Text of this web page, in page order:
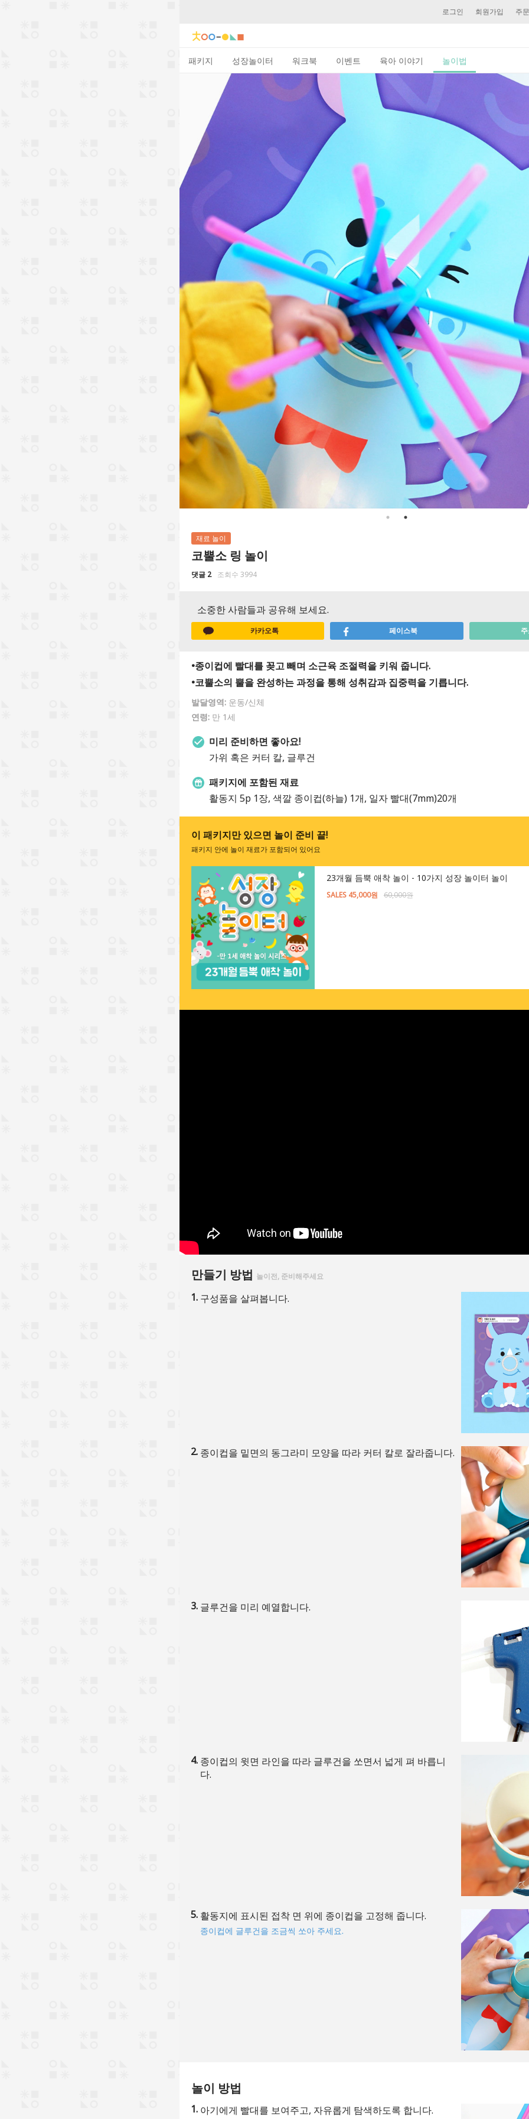
로그인 회원가입 주
패키지 성장놀이터 워크북 이벤트 육아 이야기 놀이법
재료 놀이
코뿔소 링 놀이
댓글 2 조회수 3994
소중한 사람들과 공유해 보세요.
카카오톡 페이스북
•종이컵에 빨대를 꽂고 빼며 소근육 조절력을 키워 줍니다.
•코뿔소의 뿔을 완성하는 과정을 통해 성취감과 집중력을 기릅니다.
발달영역: 운동/신체
연령: 만 1세
미리 준비하면 좋아요!
가위 혹은 커터 칼, 글루건
패키지에 포함된 재료
활동지 5p 1장, 색깔 종이컵(하늘) 1개, 일자 빨대(7mm)20개
이 패키지만 있으면 놀이 준비 끝!
패키지 안에 놀이 재료가 포함되어 있어요
23개월 듬뿍 애착 놀이 - 10가지 성장 놀이터 놀이
SALES 45,000원 60,000원
만들기 방법 놀이전, 준비해주세요
구성품을 살펴봅니다.
종이컵을 밑면의 동그라미 모양을 따라 커터 칼로 잘라줍니다.
글루건을 미리 예열합니다.
종이컵의 윗면 라인을 따라 글루건을 쏘면서 넓게 펴 바릅니
다.
활동지에 표시된 접착 면 위에 종이컵을 고정해 줍니다.
종이컵에 글루건을 조금씩 쏘아 주세요.
놀이 방법
아기에게 빨대를 보여주고, 자유롭게 탐색하도록 합니다.